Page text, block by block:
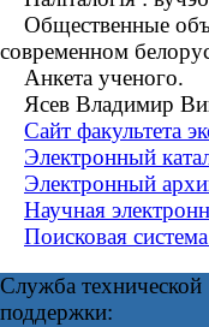
Общественные
современном
Анкета ученого.
Ясев Владимир
Сайт факультета
Электронный
Электронный
Научная
Поисковая
Служба технической
поддержки: